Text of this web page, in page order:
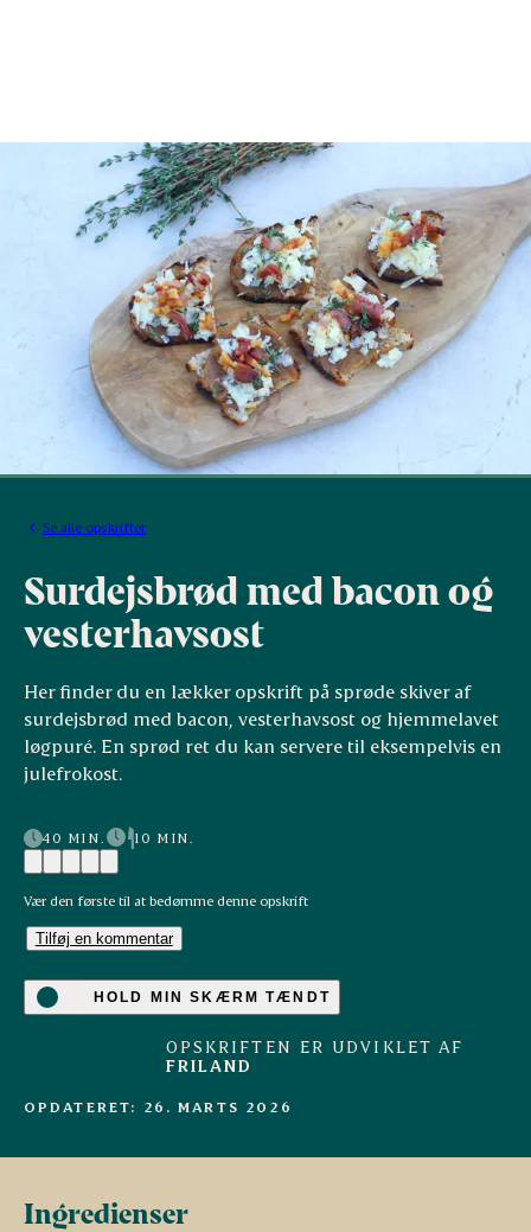
Se alle opskrifter
Surdejsbrød med bacon og
vesterhavsost
Her finder du en lækker opskrift på sprøde skiver af
surdejsbrød med bacon, vesterhavsost og hjemmelavet
løgpuré. En sprød ret du kan servere til eksempelvis en
julefrokost.
40 MIN. 10 MIN.
Vær den første til at bedømme denne opskrift
Tilføj en kommentar
HOLD MIN SKÆRM TÆNDT
OPSKRIFTEN ER UDVIKLET AF
FRILAND
OPDATERET: 26. MARTS 2026
Ingredienser